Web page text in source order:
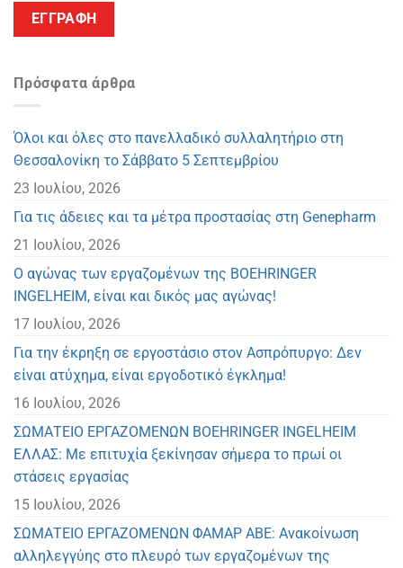
Πρόσφατα άρθρα
Όλοι και όλες στο πανελλαδικό συλλαλητήριο στη
Θεσσαλονίκη το Σάββατο 5 Σεπτεμβρίου
23 Ιουλίου, 2026
Για τις άδειες και τα μέτρα προστασίας στη Genepharm
21 Ιουλίου, 2026
Ο αγώνας των εργαζομένων της BOEHRINGER
INGELHEIM, είναι και δικός μας αγώνας!
17 Ιουλίου, 2026
Για την έκρηξη σε εργοστάσιο στον Ασπρόπυργο: Δεν
είναι ατύχημα, είναι εργοδοτικό έγκλημα!
16 Ιουλίου, 2026
ΣΩΜΑΤΕΙΟ ΕΡΓΑΖΟΜΕΝΩΝ BOEHRINGER INGELHEIM
ΕΛΛΑΣ: Με επιτυχία ξεκίνησαν σήμερα το πρωί οι
στάσεις εργασίας
15 Ιουλίου, 2026
ΣΩΜΑΤΕΙΟ ΕΡΓΑΖΟΜΕΝΩΝ ΦΑΜΑΡ ΑΒΕ: Ανακοίνωση
αλληλεγγύης στο πλευρό των εργαζομένων της